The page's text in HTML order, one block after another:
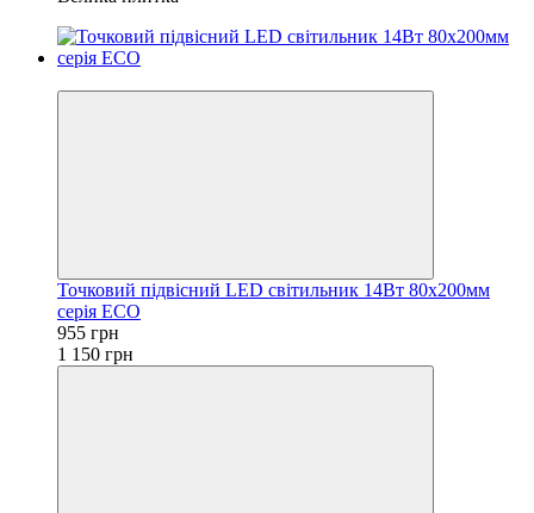
Точковий підвісний LED світильник 14Вт 80х200мм
серія ECO
955 грн
1 150 грн